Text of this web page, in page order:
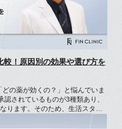
較！原因別の効果や選び方を
の薬が効くの？」と悩んでいま
ります。そのため、生活スタイ
ると「効かない」と感じるケー